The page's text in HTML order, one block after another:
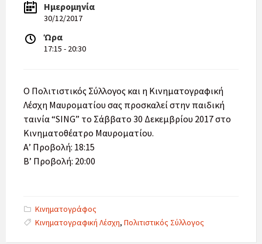
Ημερομηνία
30/12/2017
Ώρα
17:15 - 20:30
Ο Πολιτιστικός Σύλλογος και η Κινηματογραφική
Λέσχη Μαυροματίου σας προσκαλεί στην παιδική
ταινία “SING” το Σάββατο 30 Δεκεμβρίου 2017 στο
Κινηματοθέατρο Μαυροματίου.
Α’ Προβολή: 18:15
Β’ Προβολή: 20:00
Categories:
Κινηματογράφος
Tags:
Κινηματογραφική Λέσχη, Πολιτιστικός Σύλλογος